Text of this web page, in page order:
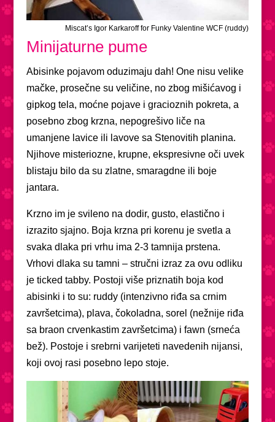
Miscat’s Igor Karkaroff for Funky Valentine WCF (ruddy)
Minijaturne pume
Abisinke pojavom oduzimaju dah! One nisu velike
mačke, prosečne su veličine, no zbog mišićavog i
gipkog tela, moćne pojave i gracioznih pokreta, a
posebno zbog krzna, nepogrešivo liče na
umanjene lavice ili lavove sa Stenovitih planina.
Njihove misteriozne, krupne, ekspresivne oči uvek
blistaju bilo da su zlatne, smaragdne ili boje
jantara.
Krzno im je svileno na dodir, gusto, elastično i
izrazito sjajno. Boja krzna pri korenu je svetla a
svaka dlaka pri vrhu ima 2-3 tamnija prstena.
Vrhovi dlaka su tamni – stručni izraz za ovu odliku
je ticked tabby. Postoji više priznatih boja kod
abisinki i to su: ruddy (intenzivno riđa sa crnim
završetcima), plava, čokoladna, sorel (nežnije riđa
sa braon crvenkastim završetcima) i fawn (srneća
bež). Postoje i srebrni varijeteti navedenih nijansi,
koji ovoj rasi posebno lepo stoje.